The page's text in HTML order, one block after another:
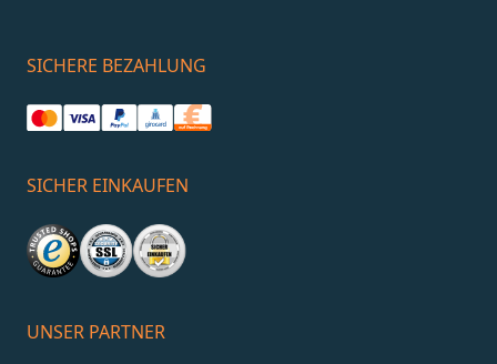
SICHERE BEZAHLUNG
SICHER EINKAUFEN
UNSER PARTNER